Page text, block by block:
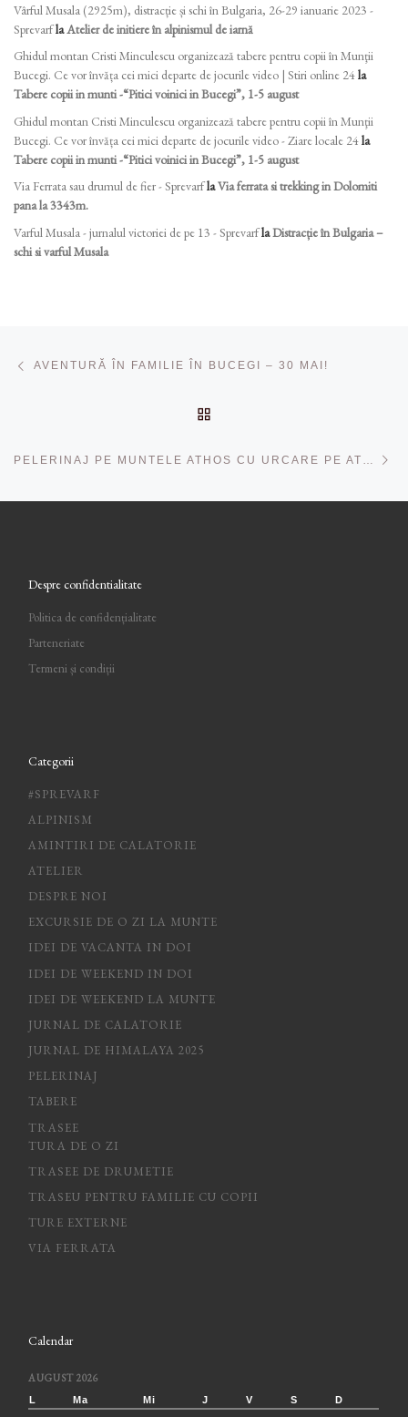
Vârful Musala (2925m), distracție și schi în Bulgaria, 26-29 ianuarie 2023 -
SprevarflaAtelier de initiere în alpinismul de iarnă
Ghidul montan Cristi Minculescu organizează tabere pentru copii în Munţii
Bucegi. Ce vor învăța cei mici departe de jocurile video | Stiri online 24la
Tabere copii in munti -“Pitici voinici in Bucegi”, 1-5 august
Ghidul montan Cristi Minculescu organizează tabere pentru copii în Munţii
Bucegi. Ce vor învăța cei mici departe de jocurile video - Ziare locale 24la
Tabere copii in munti -“Pitici voinici in Bucegi”, 1-5 august
Via Ferrata sau drumul de fier - SprevarflaVia ferrata si trekking in Dolomiti
pana la 3343m.
Varful Musala - jurnalul victoriei de pe 13 - SprevarflaDistracție în Bulgaria –
schi si varful Musala
AVENTURĂ ÎN FAMILIE ÎN BUCEGI – 30 MAI!
Despre confidentialitate
Politica de confidențialitate
Parteneriate
Termeni și condiții
Categorii
#SPREVARF
ALPINISM
AMINTIRI DE CALATORIE
ATELIER
DESPRE NOI
EXCURSIE DE O ZI LA MUNTE
IDEI DE VACANTA IN DOI
IDEI DE WEEKEND IN DOI
IDEI DE WEEKEND LA MUNTE
JURNAL DE CALATORIE
JURNAL DE HIMALAYA 2025
PELERINAJ
TABERE
TRASEE
TURA DE O ZI
TRASEE DE DRUMETIE
TRASEU PENTRU FAMILIE CU COPII
TURE EXTERNE
VIA FERRATA
Calendar
AUGUST 2026
L Ma Mi J V S D